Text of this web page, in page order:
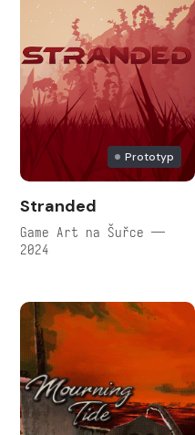
Prototyp
Stranded
Game Art na Šuřce —
2024